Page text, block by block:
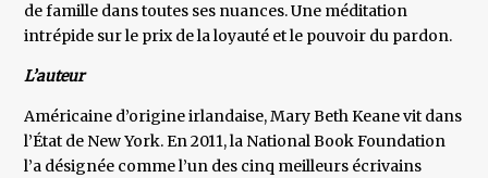
de famille dans toutes ses nuances. Une méditation
intrépide sur le prix de la loyauté et le pouvoir du pardon.
L’auteur
Américaine d’origine irlandaise, Mary Beth Keane vit dans
l’État de New York. En 2011, la National Book Foundation
l’a désignée comme l’un des cinq meilleurs écrivains